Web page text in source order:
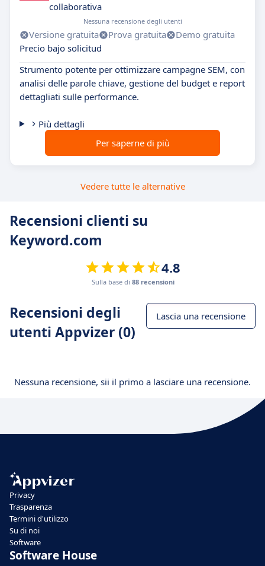
collaborativa
Nessuna recensione degli utenti
Versione gratuita Prova gratuita
Demo gratuita
Precio bajo solicitud
Strumento potente per ottimizzare campagne SEM, con
analisi delle parole chiave, gestione del budget e report
dettagliati sulle performance.
Più dettagli
Per saperne di più
Vedere tutte le alternative
Recensioni clienti su
Keyword.com
4.8
Sulla base di 88 recensioni
Recensioni degli
utenti Appvizer (0)
Lascia una recensione
Nessuna recensione, sii il primo a lasciare una recensione.
Privacy
Trasparenza
Termini d'utilizzo
Su di noi
Software
Software House